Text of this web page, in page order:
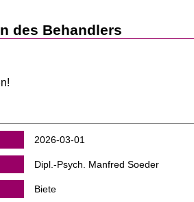
des Behandlers
2026-03-01
Dipl.-Psych. Manfred Soeder
Biete